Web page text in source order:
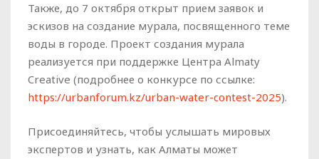
Также, до 7 октября открыт прием заявок и
эскизов на создание мурала, посвященного теме
воды в городе. Проект создания мурала
реализуется при поддержке Центра Almaty
Creative (подробнее о конкурсе по ссылке:
https://urbanforum.kz/urban-water-contest-2025).
Присоединяйтесь, чтобы услышать мировых
экспертов и узнать, как Алматы может